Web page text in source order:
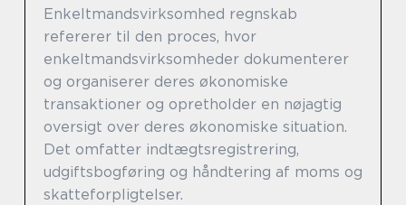
Enkeltmandsvirksomhed regnskab
refererer til den proces, hvor
enkeltmandsvirksomheder dokumenterer
og organiserer deres økonomiske
transaktioner og opretholder en nøjagtig
oversigt over deres økonomiske situation.
Det omfatter indtægtsregistrering,
udgiftsbogføring og håndtering af moms og
skatteforpligtelser.